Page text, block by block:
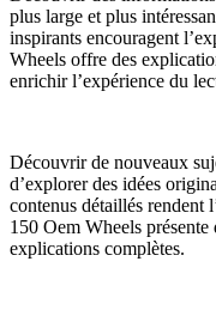
plus large et plus
inspirants encouragent
Wheels offre des
enrichir l’expérience du
Découvrir de nouveaux
d’explorer des idées
contenus détaillés rendent
150 Oem Wheels
explications complètes.